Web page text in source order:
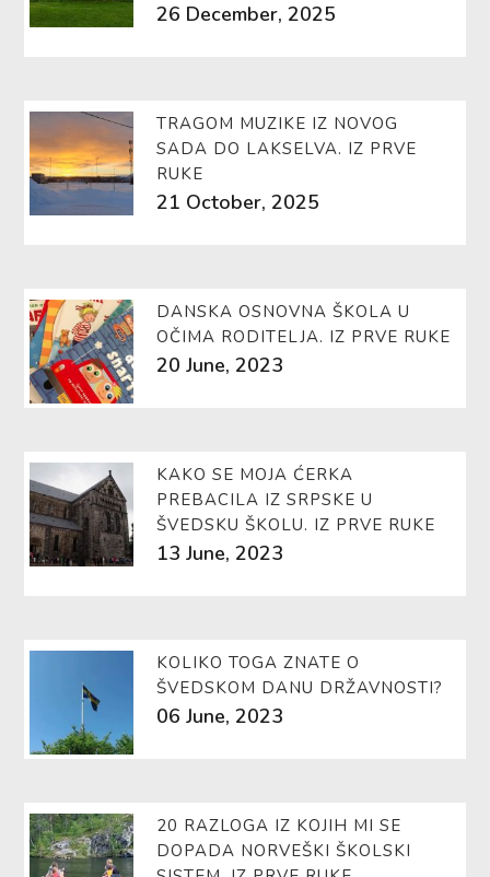
26 December, 2025
TRAGOM MUZIKE IZ NOVOG
SADA DO LAKSELVA. IZ PRVE
RUKE
21 October, 2025
DANSKA OSNOVNA ŠKOLA U
OČIMA RODITELJA. IZ PRVE RUKE
20 June, 2023
KAKO SE MOJA ĆERKA
PREBACILA IZ SRPSKE U
ŠVEDSKU ŠKOLU. IZ PRVE RUKE
13 June, 2023
KOLIKO TOGA ZNATE O
ŠVEDSKOM DANU DRŽAVNOSTI?
06 June, 2023
20 RAZLOGA IZ KOJIH MI SE
DOPADA NORVEŠKI ŠKOLSKI